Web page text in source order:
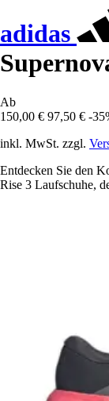
adidas
Ab
150,00 € 97,50 € -
inkl. MwSt. zzgl.
Entdecken Sie den
Rise 3 Laufschuhe,